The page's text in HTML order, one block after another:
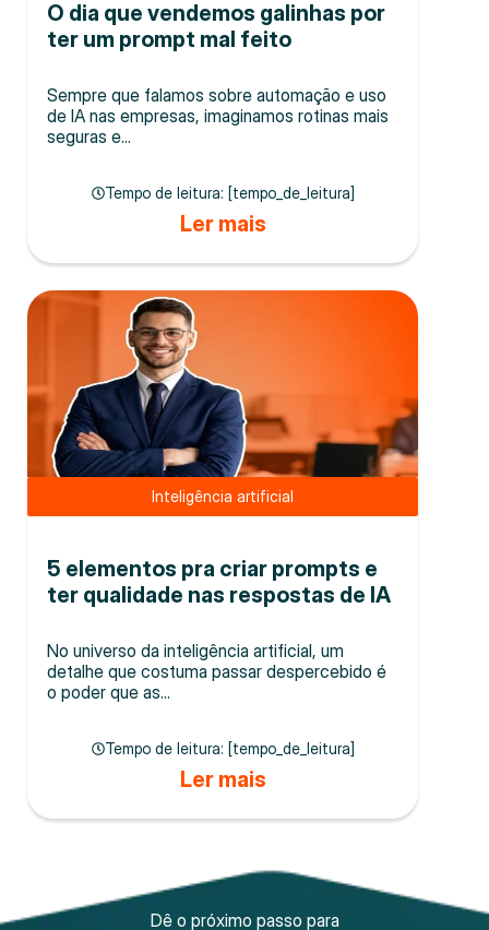
O dia que vendemos galinhas por
ter um prompt mal feito
Sempre que falamos sobre automação e uso
de IA nas empresas, imaginamos rotinas mais
seguras e...
Tempo de leitura: [tempo_de_leitura]
Ler mais
Inteligência artificial
5 elementos pra criar prompts e
ter qualidade nas respostas de IA
No universo da inteligência artificial, um
detalhe que costuma passar despercebido é
o poder que as...
Tempo de leitura: [tempo_de_leitura]
Ler mais
Dê o próximo passo para